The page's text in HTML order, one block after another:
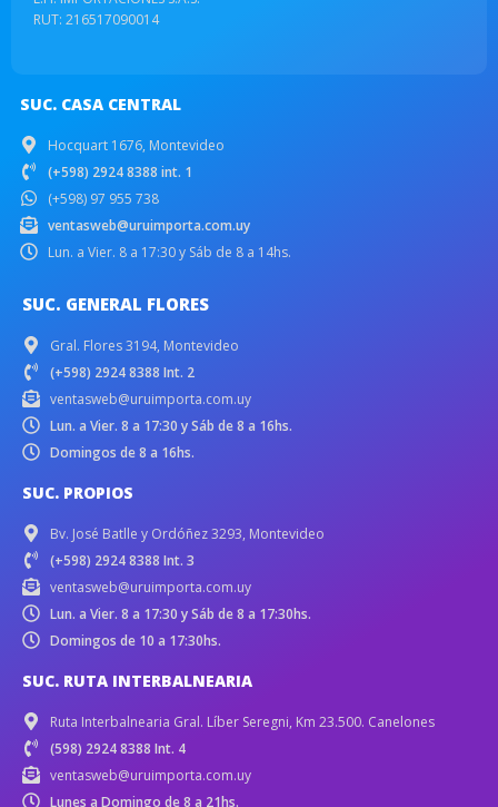
RUT: 216517090014
SUC. CASA CENTRAL
Hocquart 1676, Montevideo
(+598) 2924 8388 int. 1
(+598) 97 955 738
ventasweb@uruimporta.com.uy
Lun. a Vier. 8 a 17:30 y Sáb de 8 a 14hs.
SUC. GENERAL FLORES
Gral. Flores 3194, Montevideo
(+598) 2924 8388 Int. 2
ventasweb@uruimporta.com.uy
Lun. a Vier. 8 a 17:30 y Sáb de 8 a 16hs.
Domingos de 8 a 16hs.
SUC. PROPIOS
Bv. José Batlle y Ordóñez 3293, Montevideo
(+598) 2924 8388 Int. 3
ventasweb@uruimporta.com.uy
Lun. a Vier. 8 a 17:30 y Sáb de 8 a 17:30hs.
Domingos de 10 a 17:30hs.
SUC. RUTA INTERBALNEARIA
Ruta Interbalnearia Gral. Líber Seregni, Km 23.500. Canelones
(598) 2924 8388 Int. 4
ventasweb@uruimporta.com.uy
Lunes a Domingo de 8 a 21hs.